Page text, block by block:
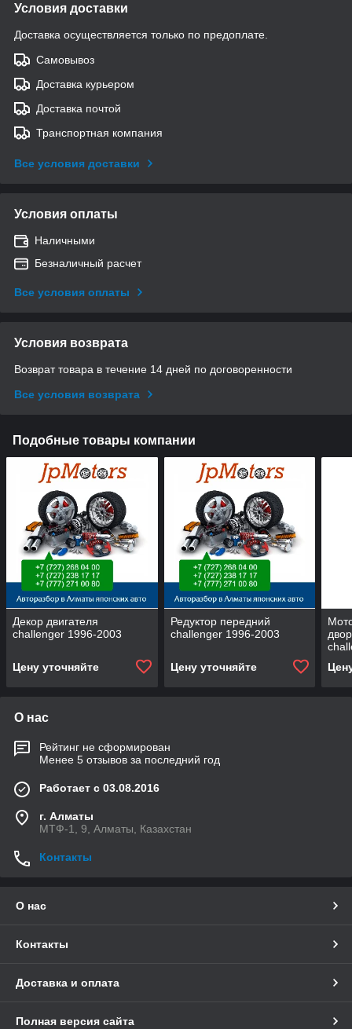
Условия доставки
Доставка осуществляется только по предоплате.
Самовывоз
Доставка курьером
Доставка почтой
Транспортная компания
Все условия доставки
Условия оплаты
Наличными
Безналичный расчет
Все условия оплаты
Условия возврата
Возврат товара в течение 14 дней по договоренности
Все условия возврата
Подобные товары компании
Декор двигателя
challenger 1996-2003
Цену уточняйте
Редуктор передний
challenger 1996-2003
Цену уточняйте
О нас
Рейтинг не сформирован
Менее 5 отзывов за последний год
Работает с 03.08.2016
г. Алматы
МТФ-1, 9, Алматы, Казахстан
Контакты
О нас
Контакты
Доставка и оплата
Полная версия сайта